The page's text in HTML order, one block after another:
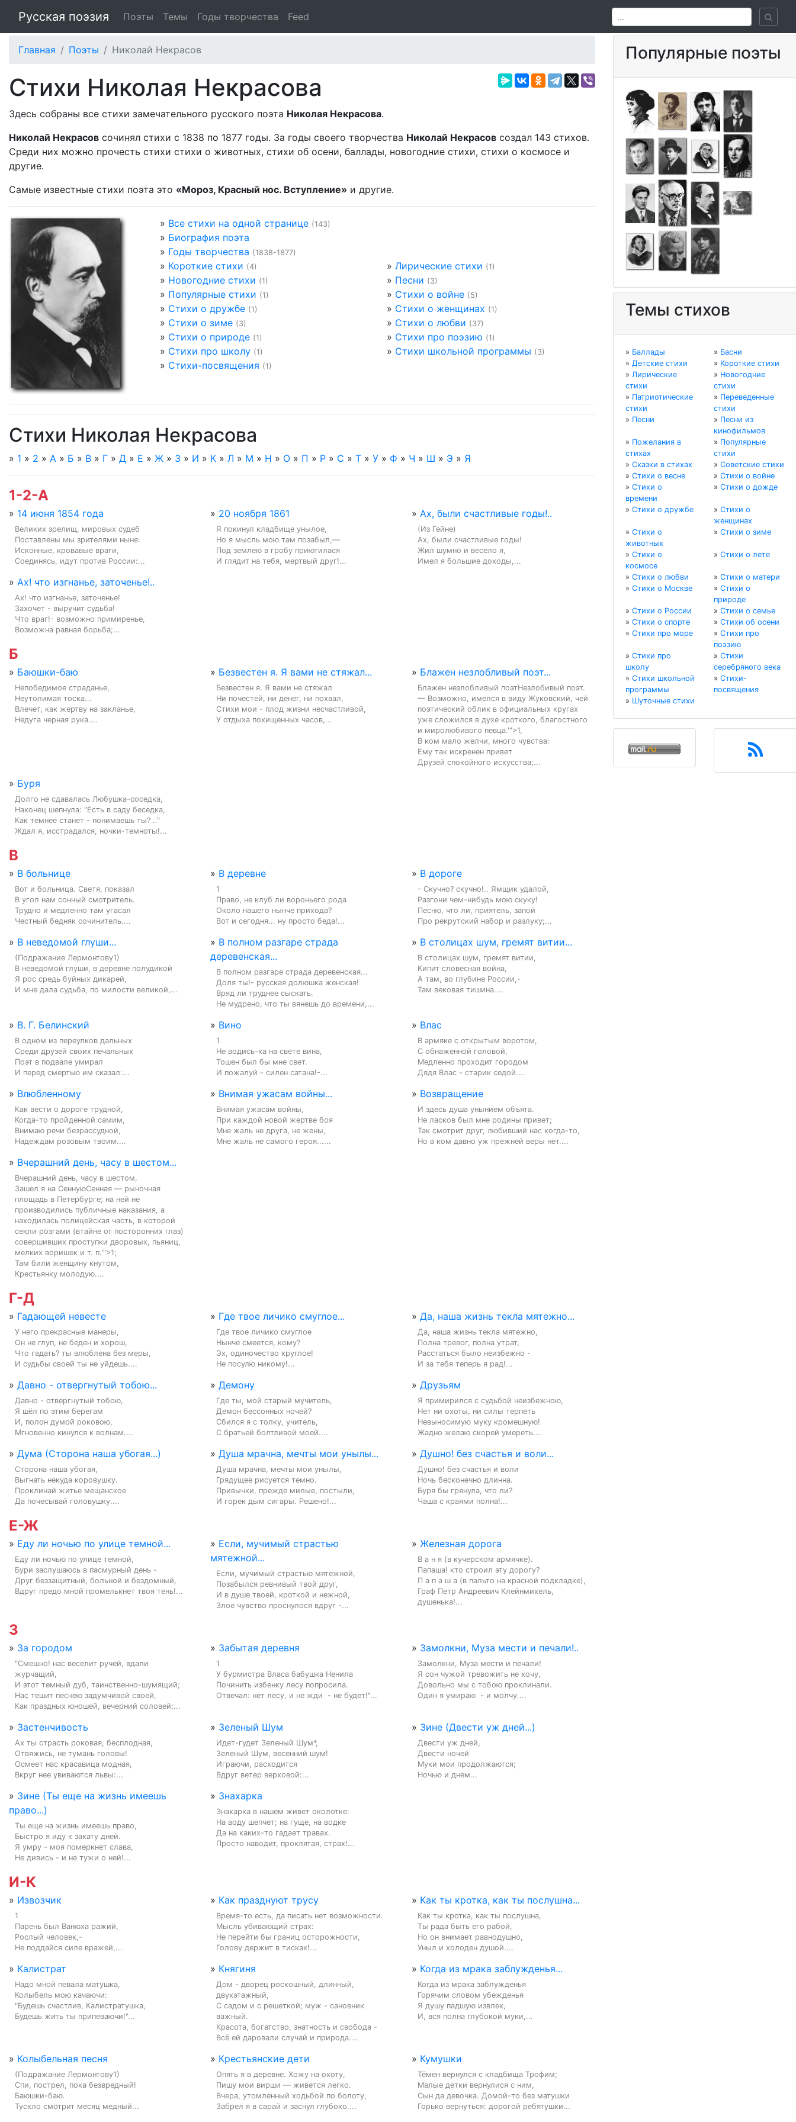
Русская поэзия Поэты Темы Годы творчества Feed
Главная Поэты Николай Некрасов
Стихи Николая Некрасова
Здесь собраны все стихи замечательного русского поэта Николая Некрасова.
Николай Некрасов сочинял стихи с 1838 по 1877 годы. За годы своего творчества Николай Некрасов создал 143 стихов.
Среди них можно прочесть стихи стихи о животных, стихи об осени, баллады, новогодние стихи, стихи о космосе и
другие.
Самые известные стихи поэта это «Мороз, Красный нос. Вступление» и другие.
» Все стихи на одной странице (143)
» Биография поэта
» Годы творчества (1838-1877)
» Короткие стихи (4) » Лирические стихи (1)
» Новогодние стихи (1) » Песни (3)
» Популярные стихи (1) » Стихи о войне (5)
» Стихи о дружбе (1) » Стихи о женщинах (1)
» Стихи о зиме (3) » Стихи о любви (37)
» Стихи о природе (1) » Стихи про поэзию (1)
» Стихи про школу (1) » Стихи школьной программы (3)
» Стихи-посвящения (1)
Стихи Николая Некрасова
» 1 » 2 » А » Б » В » Г » Д » Е » Ж » З » И » К » Л » М » Н » О » П » Р » С » Т » У » Ф » Ч » Ш » Э » Я
1-2-А
» 14 июня 1854 года
Великих зрелищ, мировых судеб
Поставлены мы зрителями ныне:
Исконные, кровавые враги,
Соединясь, идут против России:...
» 20 ноября 1861
Я покинул кладбище унылое,
Но я мысль мою там позабыл,—
Под землею в гробу приютилася
И глядит на тебя, мертвый друг!...
» Ах, были счастливые годы!..
(Из Гейне)
Ах, были счастливые годы!
Жил шумно и весело я,
Имел я большие доходы,...
» Ах! что изгнанье, заточенье!..
Ах! что изгнанье, заточенье!
Захочет - выручит судьба!
Что враг!- возможно примиренье,
Возможна равная борьба;...
Б
» Баюшки-баю
Непобедимое страданье,
Неутолимая тоска...
Влечет, как жертву на закланье,
Недуга черная рука....
» Безвестен я. Я вами не стяжал...
Безвестен я. Я вами не стяжал
Ни почестей, ни денег, ни похвал,
Стихи мои - плод жизни несчастливой,
У отдыха похищенных часов,...
» Блажен незлобливый поэт...
Блажен незлобливый поэтНезлобивый поэт.
— Возможно, имелся в виду Жуковский, чей
поэтический облик в официальных кругах
уже сложился в духе кроткого, благостного
и миролюбивого певца.'">1,
В ком мало желчи, много чувства:
Ему так искренен привет
Друзей спокойного искусства;...
» Буря
Долго не сдавалась Любушка-соседка,
Наконец шепнула: "Есть в саду беседка,
Как темнее станет - понимаешь ты? .."
Ждал я, исстрадался, ночки-темноты!...
В
» В больнице
Вот и больница. Светя, показал
В угол нам сонный смотритель.
Трудно и медленно там угасал
Честный бедняк сочинитель....
» В деревне
1
Право, не клуб ли вороньего рода
Около нашего нынче прихода?
Вот и сегодня... ну просто беда!...
» В дороге
- Скучно? скучно!.. Ямщик удалой,
Разгони чем-нибудь мою скуку!
Песню, что ли, приятель, запой
Про рекрутский набор и разлуку;...
» В неведомой глуши...
(Подражание Лермонтову1)
В неведомой глуши, в деревне полудикой
Я рос средь буйных дикарей,
И мне дала судьба, по милости великой,...
» В полном разгаре страда
деревенская...
В полном разгаре страда деревенская...
Доля ты!- русская долюшка женская!
Вряд ли труднее сыскать.
Не мудрено, что ты вянешь до времени,...
» В столицах шум, гремят витии...
В столицах шум, гремят витии,
Кипит словесная война,
А там, во глубине России,-
Там вековая тишина....
» В. Г. Белинский
В одном из переулков дальных
Среди друзей своих печальных
Поэт в подвале умирал
И перед смертью им сказал:...
» Вино
1
Не водись-ка на свете вина,
Тошен был бы мне свет.
И пожалуй - силен сатана!-...
» Влас
В армяке с открытым воротом,
С обнаженной головой,
Медленно проходит городом
Дядя Влас - старик седой....
» Влюбленному
Как вести о дороге трудной,
Когда-то пройденной самим,
Внимаю речи безрассудной,
Надеждам розовым твоим....
» Внимая ужасам войны...
Внимая ужасам войны,
При каждой новой жертве боя
Мне жаль не друга, не жены,
Мне жаль не самого героя......
» Возвращение
И здесь душа унынием объята.
Не ласков был мне родины привет;
Так смотрит друг, любивший нас когда-то,
Но в ком давно уж прежней веры нет....
» Вчерашний день, часу в шестом...
Вчерашний день, часу в шестом,
Зашел я на СеннуюСенная — рыночная
площадь в Петербурге; на ней не
производились публичные наказания, а
находилась полицейская часть, в которой
секли розгами (втайне от посторонних глаз)
совершивших проступки дворовых, пьяниц,
мелких воришек и т. п.'">1;
Там били женщину кнутом,
Крестьянку молодую....
Г-Д
» Гадающей невесте
У него прекрасные манеры,
Он не глуп, не беден и хорош,
Что гадать? ты влюблена без меры,
И судьбы своей ты не уйдешь....
» Где твое личико смуглое...
Где твое личико смуглое
Нынче смеется, кому?
Эх, одиночество круглое!
Не посулю никому!...
» Да, наша жизнь текла мятежно...
Да, наша жизнь текла мятежно,
Полна тревог, полна утрат,
Расстаться было неизбежно -
И за тебя теперь я рад!...
» Давно - отвергнутый тобою...
Давно - отвергнутый тобою,
Я шёл по этим берегам
И, полон думой роковою,
Мгновенно кинулся к волнам....
» Демону
Где ты, мой старый мучитель,
Демон бессонных ночей?
Сбился я с толку, учитель,
С братьей болтливой моей....
» Друзьям
Я примирился с судьбой неизбежною,
Нет ни охоты, ни силы терпеть
Невыносимую муку кромешную!
Жадно желаю скорей умереть....
» Дума (Сторона наша убогая...)
Сторона наша убогая,
Выгнать некуда коровушку.
Проклинай житье мещанское
Да почесывай головушку....
» Душа мрачна, мечты мои унылы...
Душа мрачна, мечты мои унылы,
Грядущее рисуется темно.
Привычки, прежде милые, постыли,
И горек дым сигары. Решено!...
» Душно! без счастья и воли...
Душно! без счастья и воли
Ночь бесконечно длинна.
Буря бы грянула, что ли?
Чаша с краями полна!...
Е-Ж
» Еду ли ночью по улице темной...
Еду ли ночью по улице темной,
Бури заслушаюсь в пасмурный день -
Друг беззащитный, больной и бездомный,
Вдруг предо мной промелькнет твоя тень!...
» Если, мучимый страстью
мятежной...
Если, мучимый страстью мятежной,
Позабылся ревнивый твой друг,
И в душе твоей, кроткой и нежной,
Злое чувство проснулося вдруг -...
» Железная дорога
В а н я (в кучерском армячке).
Папаша! кто строил эту дорогу?
П а п а ш а (в пальто на красной подкладке),
Граф Петр Андреевич Клейнмихель,
душенька!...
З
» За городом
"Смешно! нас веселит ручей, вдали
журчащий,
И этот темный дуб, таинственно-шумящий;
Нас тешит песнею задумчивой своей,
Как праздных юношей, вечерний соловей;...
» Забытая деревня
1
У бурмистра Власа бабушка Ненила
Починить избенку лесу попросила.
Отвечал: нет лесу, и не жди  - не будет!"...
» Замолкни, Муза мести и печали!..
Замолкни, Муза мести и печали!
Я сон чужой тревожить не хочу,
Довольно мы с тобою проклинали.
Один я умираю  - и молчу....
» Застенчивость
Ах ты страсть роковая, бесплодная,
Отвяжись, не тумань головы!
Осмеет нас красавица модная,
Вкруг нее увиваются львы:...
» Зеленый Шум
Идет-гудет Зеленый Шум*,
Зеленый Шум, весенний шум!
Играючи, расходится
Вдруг ветер верховой:...
» Зине (Двести уж дней...)
Двести уж дней,
Двести ночей
Муки мои продолжаются;
Ночью и днем...
» Зине (Ты еще на жизнь имеешь
право...)
Ты еще на жизнь имеешь право,
Быстро я иду к закату дней.
Я умру - моя померкнет слава,
Не дивись - и не тужи о ней!...
» Знахарка
Знахарка в нашем живет околотке:
На воду шепчет; на гуще, на водке
Да на каких-то гадает травах.
Просто наводит, проклятая, страх!...
И-К
» Извозчик
1
Парень был Ванюха ражий,
Рослый человек,-
Не поддайся силе вражей,...
» Как празднуют трусу
Время-то есть, да писать нет возможности.
Мысль убивающий страх:
Не перейти бы границ осторожности,
Голову держит в тисках!...
» Как ты кротка, как ты послушна...
Как ты кротка, как ты послушна,
Ты рада быть его рабой,
Но он внимает равнодушно,
Уныл и холоден душой....
» Калистрат
Надо мной певала матушка,
Колыбель мою качаючи:
"Будешь счастлив, Калистратушка,
Будешь жить ты припеваючи!"...
» Княгиня
Дом - дворец роскошный, длинный,
двухэтажный,
С садом и с решеткой; муж - сановник
важный.
Красота, богатство, знатность и свобода -
Всё ей даровали случай и природа....
» Когда из мрака заблужденья...
Когда из мрака заблужденья
Горячим словом убежденья
Я душу падшую извлек,
И, вся полна глубокой муки,...
» Колыбельная песня
(Подражание Лермонтову1)
Спи, пострел, пока безвредный!
Баюшки-баю.
Тускло смотрит месяц медный...
» Крестьянские дети
Опять я в деревне. Хожу на охоту,
Пишу мои вирши — живется легко.
Вчера, утомленный ходьбой по болоту,
Забрел я в сарай и заснул глубоко....
» Кумушки
Тёмен вернулся с кладбища Трофим;
Малые детки вернулися с ним,
Сын да девочка. Домой-то без матушки
Горько вернуться: дорогой ребятушки...
Популярные поэты
Темы стихов
» Баллады » Басни
» Детские стихи » Короткие стихи
» Лирические
стихи
» Новогодние
стихи
» Патриотические
стихи
» Переведенные
стихи
» Песни » Песни из
кинофильмов
» Пожелания в
стихах
» Популярные
стихи
» Сказки в стихах » Советские стихи
» Стихи о весне » Стихи о войне
» Стихи о
времени
» Стихи о дожде
» Стихи о дружбе » Стихи о
женщинах
» Стихи о
животных
» Стихи о зиме
» Стихи о
космосе
» Стихи о лете
» Стихи о любви » Стихи о матери
» Стихи о Москве » Стихи о
природе
» Стихи о России » Стихи о семье
» Стихи о спорте » Стихи об осени
» Стихи про море » Стихи про
поэзию
» Стихи про
школу
» Стихи
серебряного века
» Стихи школьной
программы
» Стихи-
посвящения
» Шуточные стихи